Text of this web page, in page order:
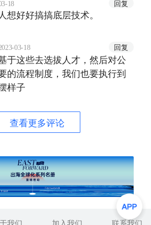
18 回复
想好好搞搞底层技术。
03-18 回复
于这些去选拔人才，然后对公
的流程制度，我们也要执行到
样子
查看更多评论
我们 加入我们 联系我们